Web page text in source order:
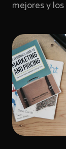
mejores y